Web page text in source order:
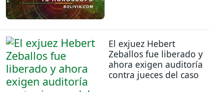
El exjuez Hebert
Zeballos fue liberado y
ahora exigen auditoría
contra jueces del caso